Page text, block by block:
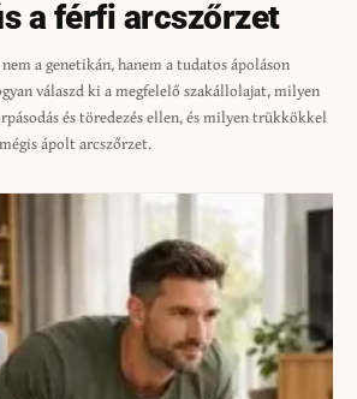
a férfi arcszőrzet
a genetikán, hanem a tudatos ápoláson
válaszd ki a megfelelő szakállolajat, milyen
és töredezés ellen, és milyen trükkökkel
ápolt arcszőrzet.